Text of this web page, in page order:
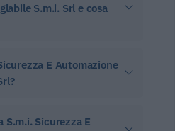
S.m.i. Srl e cosa
E Automazione
Sicurezza E